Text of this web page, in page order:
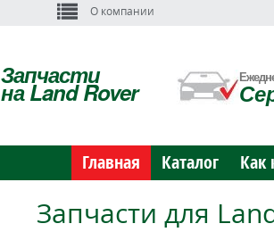
О компании
Запчасти
на Land Rover
Главная Каталог Как
Запчасти для